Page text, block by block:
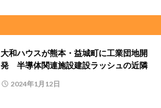
大和ハウスが熊本・益城町に工業団地開
発 半導体関連施設建設ラッシュの近隣
2024年1月12日